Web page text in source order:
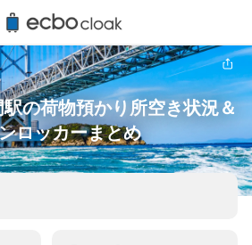
の荷物預かり所空き状況＆
ロッカーまとめ